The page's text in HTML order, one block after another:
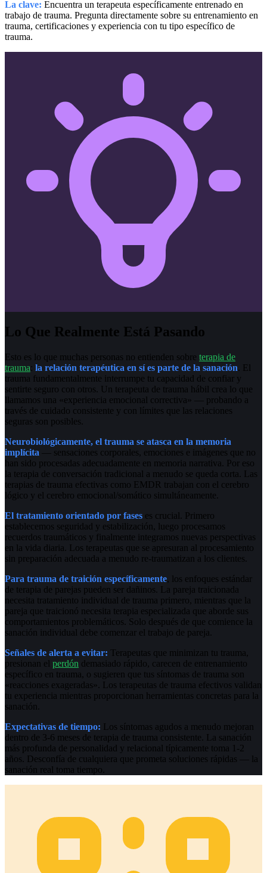
La clave: Encuentra un terapeuta específicamente entrenado en
trabajo de trauma. Pregunta directamente sobre su entrenamiento en
trauma, certificaciones y experiencia con tu tipo específico de
trauma.
Lo Que Realmente Está Pasando
Esto es lo que muchas personas no entienden sobre terapia de
trauma: la relación terapéutica en sí es parte de la sanación . El
trauma fundamentalmente interrumpe tu capacidad de confiar y
sentirte seguro con otros. Un terapeuta de trauma hábil crea lo que
llamamos una «experiencia emocional correctiva» — probando a
través de cuidado consistente y con límites que las relaciones
seguras son posibles.
Neurobiológicamente, el trauma se atasca en la memoria
implícita — sensaciones corporales, emociones e imágenes que no
han sido procesadas adecuadamente en memoria narrativa. Por eso
la terapia de conversación tradicional a menudo se queda corta. Las
terapias de trauma efectivas como EMDR trabajan con el cerebro
lógico y el cerebro emocional/somático simultáneamente.
El tratamiento orientado por fases es crucial. Primero
establecemos seguridad y estabilización, luego procesamos
recuerdos traumáticos y finalmente integramos nuevas perspectivas
en la vida diaria. Los terapeutas que se apresuran al procesamiento
sin preparación adecuada a menudo re-traumatizan a los clientes.
Para trauma de traición específicamente, los enfoques estándar
de terapia de parejas pueden ser dañinos. La pareja traicionada
necesita tratamiento individual de trauma primero, mientras que la
pareja que traicionó necesita terapia especializada que aborde sus
comportamientos problemáticos. Solo después de que comience la
sanación individual debe comenzar el trabajo de pareja.
Señales de alerta a evitar: Terapeutas que minimizan tu trauma,
presionan el perdón demasiado rápido, carecen de entrenamiento
específico en trauma, o sugieren que tus síntomas de trauma son
«reacciones exageradas». Los terapeutas de trauma efectivos validan
tu experiencia mientras proporcionan herramientas concretas para la
sanación.
Expectativas de tiempo: Los síntomas agudos a menudo mejoran
dentro de 3-6 meses de terapia de trauma consistente. La sanación
más profunda de personalidad y relacional típicamente toma 1-2
años. Desconfía de cualquiera que prometa soluciones rápidas — la
sanación real toma tiempo.